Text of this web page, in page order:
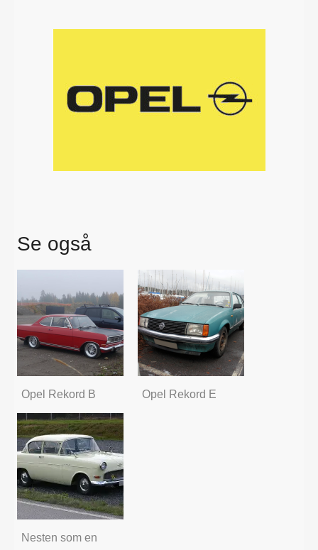
Se også
Opel Rekord B Opel Rekord E
Nesten som en